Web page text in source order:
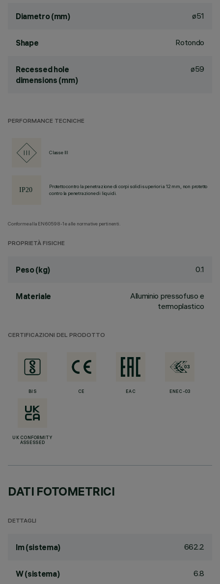
Diametro (mm) ø51
Shape Rotondo
Recessed hole
dimensions (mm)
ø59
PERFORMANCE TECNICHE
Classe III
Protetto contro la penetrazione di corpi solidi superiori a 12 mm, non protetto
contro la penetrazione di liquidi.
Conforme alla EN60598-1 e alle normative pertinenti.
PROPRIETÀ FISICHE
Peso (kg) 0.1
Materiale
Alluminio pressofuso e
termoplastico
CERTIFICAZIONI DEL PRODOTTO
BIS CE EAC ENEC-03
UK CONFORMITY
ASSESSED
DATI FOTOMETRICI
DETTAGLI
lm (sistema) 662.2
W (sistema) 6.8